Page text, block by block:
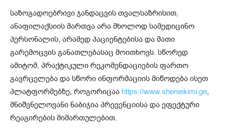
საზოგადოებრივი ჯანდაცვის თვალსაზრისით,
ანაფილაქსიის მართვა არა მხოლოდ სამედიცინო
პერსონალის, არამედ პაციენტებისა და მათი
გარემოცვის განათლებასაც მოითხოვს. სწორედ
ამიტომ, პრაქტიკული რეკომენდაციების ფართო
გავრცელება და სწორი ინფორმაციის მიწოდება ისეთ
პლატფორმებზე, როგორიცაა https://www.sheniekimi.ge,
მნიშვნელოვანი ნაბიჯია პრევენციისა და ეფექტური
რეაგირების მიმართულებით.